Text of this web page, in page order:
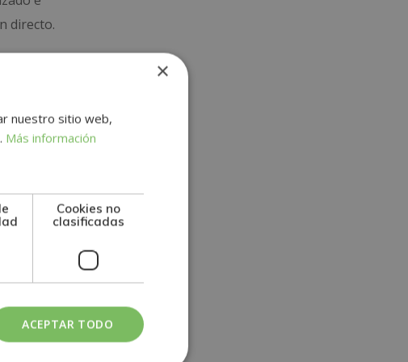
directo.
certifica
avalada
×
nuestro sitio web,
Más información
Cookies no
clasificadas
ACEPTAR TODO